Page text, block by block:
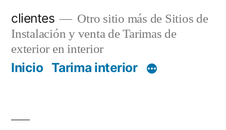
contenido
clientes
Otro sitio más de Sitios de
Instalación y venta de Tarimas de
exterior en interior
Inicio Tarima interior